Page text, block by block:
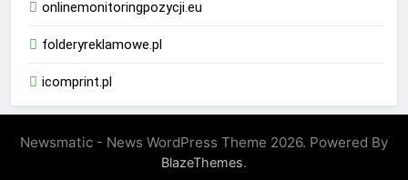
onlinemonitoringpozycji.eu
folderyreklamowe.pl
icomprint.pl
Newsmatic - News WordPress Theme 2026. Powered By
BlazeThemes.